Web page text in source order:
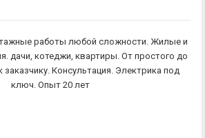
работы любой сложности. Жилые и
дачи, котеджи, квартиры. От простого до
Консультация. Электрика под
ключ. Опыт 20 лет